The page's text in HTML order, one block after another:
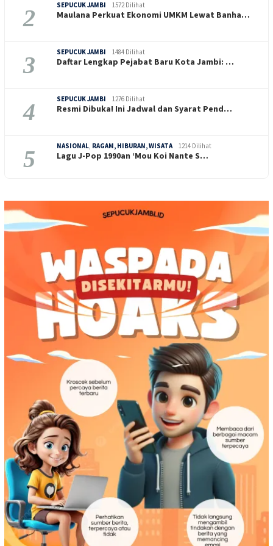
2 SEPUCUK JAMBI 1572 Dilihat
Maulana Perkuat Ekonomi UMKM Lewat Banha…
3 SEPUCUK JAMBI 1484 Dilihat
Daftar Lengkap Pejabat Baru Kota Jambi: …
4 SEPUCUK JAMBI 1276 Dilihat
Resmi Dibuka! Ini Jadwal dan Syarat Pend…
5 NASIONAL, RAGAM, HIBURAN, WISATA 1214 Dilihat
Lagu J-Pop 1990an ‘Mou Koi Nante S…